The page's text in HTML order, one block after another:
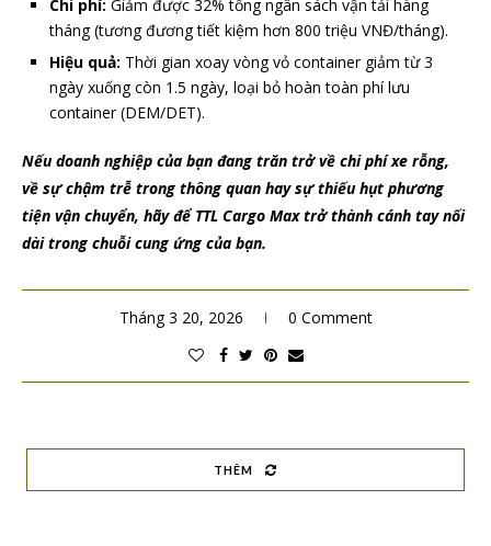
Chi phí: Giảm được 32% tổng ngân sách vận tải hàng
tháng (tương đương tiết kiệm hơn 800 triệu VNĐ/tháng).
Hiệu quả: Thời gian xoay vòng vỏ container giảm từ 3
ngày xuống còn 1.5 ngày, loại bỏ hoàn toàn phí lưu
container (DEM/DET).
Nếu doanh nghiệp của bạn đang trăn trở về chi phí xe rỗng,
về sự chậm trễ trong thông quan hay sự thiếu hụt phương
tiện vận chuyển, hãy để TTL Cargo Max trở thành cánh tay nối
dài trong chuỗi cung ứng của bạn.
Tháng 3 20, 2026 0 Comment
THÊM